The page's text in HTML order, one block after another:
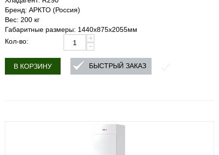
Бренд: АРКТО (Россия)
Вес: 200 кг
Габаритные размеры: 1440х875х2055мм
Кол-во:
+
−
В КОРЗИНУ БЫСТРЫЙ ЗАКАЗ